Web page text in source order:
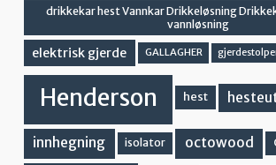
drikkekar hest Vannkar Drikkeløsning
vannløsning
elektrisk gjerde GALLAGHER
Henderson hest
innhegning isolator octowood